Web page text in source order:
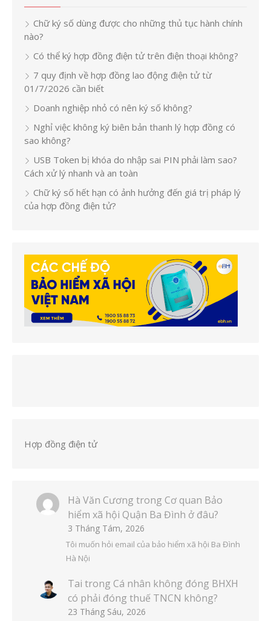
Chữ ký số dùng được cho những thủ tục hành chính
nào?
Có thể ký hợp đồng điện tử trên điện thoại không?
7 quy định về hợp đồng lao động điện tử từ
01/7/2026 cần biết
Doanh nghiệp nhỏ có nên ký số không?
Nghỉ việc không ký biên bản thanh lý hợp đồng có
sao không?
USB Token bị khóa do nhập sai PIN phải làm sao?
Cách xử lý nhanh và an toàn
Chữ ký số hết hạn có ảnh hưởng đến giá trị pháp lý
của hợp đồng điện tử?
Hợp đồng điện tử
Hà Văn Cương trong Cơ quan Bảo
hiểm xã hội Quận Ba Đình ở đâu?
3 Tháng Tám, 2026
Tôi muốn hỏi email của bảo hiểm xã hội Ba Đình
Hà Nội
Tai trong Cá nhân không đóng BHXH
có phải đóng thuế TNCN không?
23 Tháng Sáu, 2026